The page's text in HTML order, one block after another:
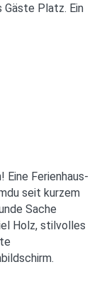
Gäste Platz. Ein
Eine Ferienhaus-
seit kurzem
Sache
Holz, stilvolles